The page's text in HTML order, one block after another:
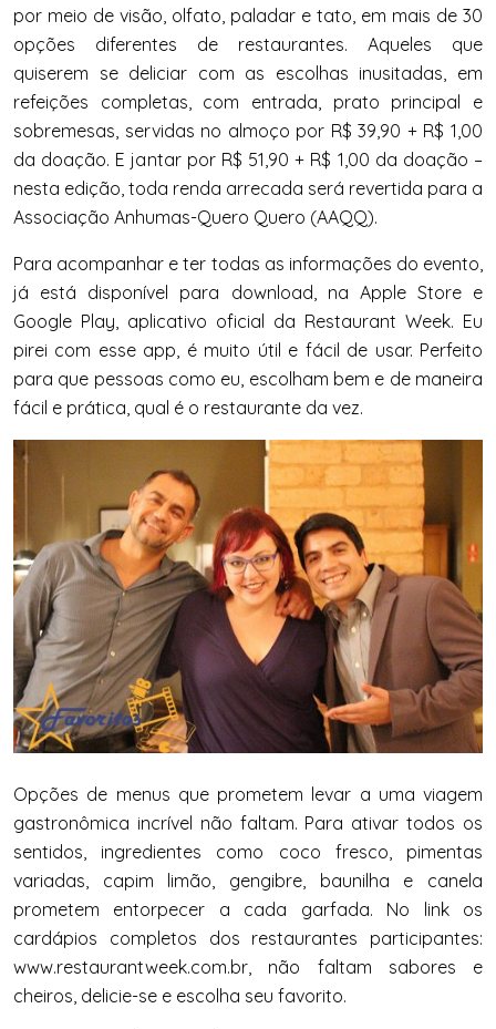
por meio de visão, olfato, paladar e tato, em mais de 30
opções diferentes de restaurantes. Aqueles que
quiserem se deliciar com as escolhas inusitadas, em
refeições completas, com entrada, prato principal e
sobremesas, servidas no almoço por R$ 39,90 + R$ 1,00
da doação. E jantar por R$ 51,90 + R$ 1,00 da doação –
nesta edição, toda renda arrecada será revertida para a
Associação Anhumas-Quero Quero (AAQQ).
Para acompanhar e ter todas as informações do evento,
já está disponível para download, na Apple Store e
Google Play, aplicativo oficial da Restaurant Week. Eu
pirei com esse app, é muito útil e fácil de usar. Perfeito
para que pessoas como eu, escolham bem e de maneira
fácil e prática, qual é o restaurante da vez.
Opções de menus que prometem levar a uma viagem
gastronômica incrível não faltam. Para ativar todos os
sentidos, ingredientes como coco fresco, pimentas
variadas, capim limão, gengibre, baunilha e canela
prometem entorpecer a cada garfada. No link os
cardápios completos dos restaurantes participantes:
www.restaurantweek.com.br, não faltam sabores e
cheiros, delicie-se e escolha seu favorito.